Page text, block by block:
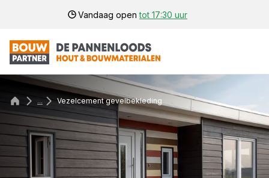
Vandaag opentot 17:30 uur
... Vezelcement gevelbekleding